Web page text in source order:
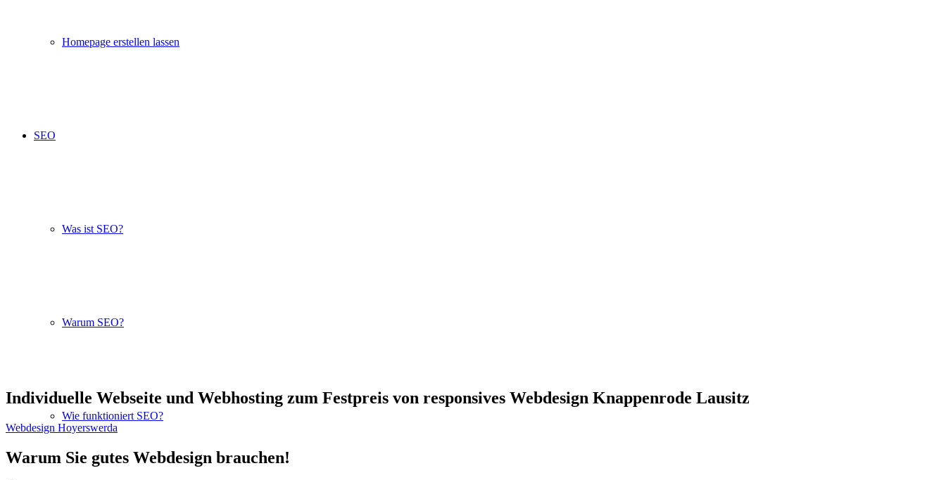
Homepage erstellen lassen
SEO
Was ist SEO?
Warum SEO?
Wie funktioniert SEO?
Individuelle Webseite und Webhosting zum Festpreis von responsives Webdesign Knappenrode Lausitz
Webdesign Hoyerswerda
Warum Sie gutes Webdesign brauchen!